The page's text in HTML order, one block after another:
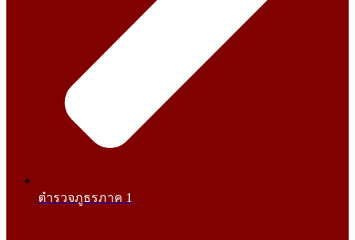
ตำรวจภูธรภาค 1